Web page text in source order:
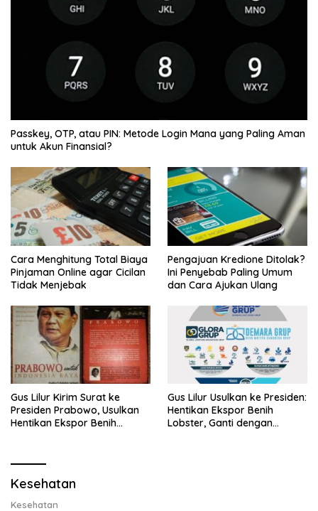
Passkey, OTP, atau PIN: Metode Login Mana yang Paling Aman
untuk Akun Finansial?
Cara Menghitung Total Biaya
Pinjaman Online agar Cicilan
Tidak Menjebak
Pengajuan Kredione Ditolak?
Ini Penyebab Paling Umum
dan Cara Ajukan Ulang
Gus Lilur Kirim Surat ke
Presiden Prabowo, Usulkan
Hentikan Ekspor Benih
Gus Lilur Usulkan ke Presiden:
Hentikan Ekspor Benih
Lobster, Ganti dengan
Kesehatan
Kesehatan